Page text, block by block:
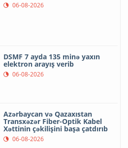
06-08-2026
DSMF 7 ayda 135 minə yaxın
elektron arayış verib
06-08-2026
Azərbaycan və Qazaxıstan
Transxəzər Fiber-Optik Kabel
Xəttinin çəkilişini başa çatdırıb
06-08-2026